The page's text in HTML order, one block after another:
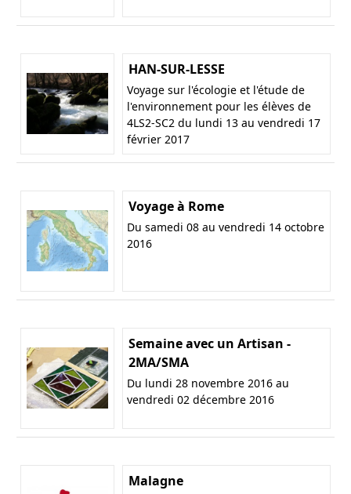
HAN-SUR-LESSE
Voyage sur l'écologie et l'étude de
l'environnement pour les élèves de
4LS2-SC2 du lundi 13 au vendredi 17
février 2017
Voyage à Rome
Du samedi 08 au vendredi 14 octobre
2016
Semaine avec un Artisan -
2MA/SMA
Du lundi 28 novembre 2016 au
vendredi 02 décembre 2016
Malagne